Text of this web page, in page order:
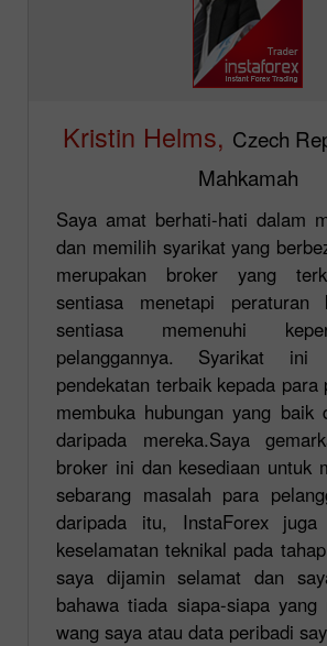
Kristin Helms, Czech
Mahkamah
Saya amat berhati-hati dalam
dan memilih syarikat yang
merupakan broker yang
sentiasa menetapi peraturan
sentiasa memenuhi
pelanggannya. Syarikat ini
pendekatan terbaik kepada para
membuka hubungan yang baik
daripada mereka.Saya
broker ini dan kesediaan untuk
sebarang masalah para
daripada itu, InstaForex juga
keselamatan teknikal pada
saya dijamin selamat dan
bahawa tiada siapa-siapa yang
wang saya atau data peribadi